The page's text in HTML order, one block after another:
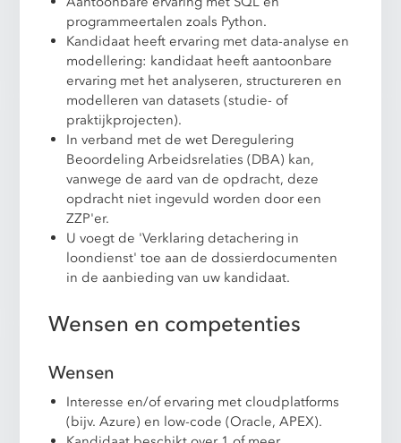
programmeertalen zoals Python.
Kandidaat heeft ervaring met data-analyse en
modellering: kandidaat heeft aantoonbare
ervaring met het analyseren, structureren en
modelleren van datasets (studie- of
praktijkprojecten).
In verband met de wet Deregulering
Beoordeling Arbeidsrelaties (DBA) kan,
vanwege de aard van de opdracht, deze
opdracht niet ingevuld worden door een
ZZP'er.
U voegt de 'Verklaring detachering in
loondienst' toe aan de dossierdocumenten
in de aanbieding van uw kandidaat.
Wensen en competenties
Wensen
Interesse en/of ervaring met cloudplatforms
(bijv. Azure) en low-code (Oracle, APEX).